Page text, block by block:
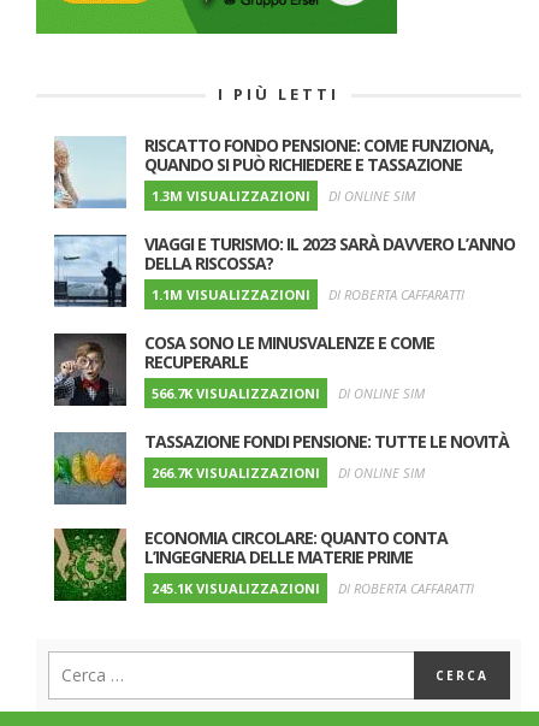
I PIÙ LETTI
RISCATTO FONDO PENSIONE: COME FUNZIONA,
QUANDO SI PUÒ RICHIEDERE E TASSAZIONE
1.3M VISUALIZZAZIONI DI ONLINE SIM
VIAGGI E TURISMO: IL 2023 SARÀ DAVVERO L’ANNO
DELLA RISCOSSA?
1.1M VISUALIZZAZIONI DI ROBERTA CAFFARATTI
COSA SONO LE MINUSVALENZE E COME
RECUPERARLE
566.7K VISUALIZZAZIONI DI ONLINE SIM
TASSAZIONE FONDI PENSIONE: TUTTE LE NOVITÀ
266.7K VISUALIZZAZIONI DI ONLINE SIM
ECONOMIA CIRCOLARE: QUANTO CONTA
L’INGEGNERIA DELLE MATERIE PRIME
245.1K VISUALIZZAZIONI DI ROBERTA CAFFARATTI